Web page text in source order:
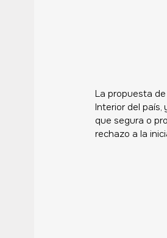
La propuesta
Interior del país,
que segura o
rechazo a la